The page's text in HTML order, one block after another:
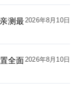
测最2026年8月10日
全面2026年8月10日